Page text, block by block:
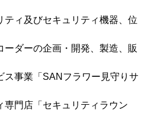
ティ及びセキュリティ機器、位
の企画・開発、製造、販
「SANフラワー見守りサ
「セキュリティラウン